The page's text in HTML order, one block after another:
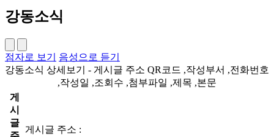
강동소식
점자로 보기
음성으로 듣기
강동소식 상세보기 - 게시글 주소 QR코드 ,작성부서 ,전화번호
,작성일 ,조회수 ,첨부파일 ,제목 ,본문
게
시
글
게시글 주소 :